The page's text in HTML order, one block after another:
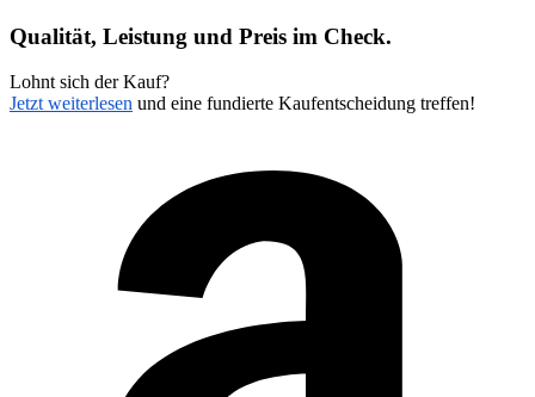
Qualität, Leistung und Preis im Check.
Lohnt sich der Kauf?
Jetzt weiterlesen und eine fundierte Kaufentscheidung treffen!